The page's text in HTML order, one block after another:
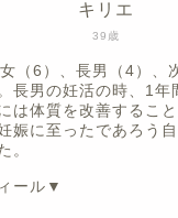
39歳
キリエ
（6）、長男（4）、
長男の妊活の時、1年
は体質を改善するこ
娠に至ったであろう
。
ール▼